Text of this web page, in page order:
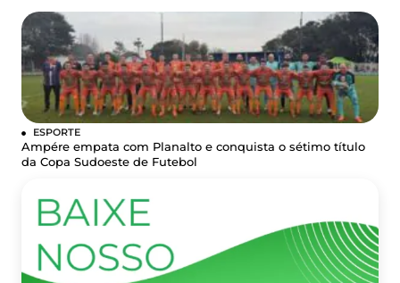
ESPORTE
Ampére empata com Planalto e conquista o sétimo título
da Copa Sudoeste de Futebol